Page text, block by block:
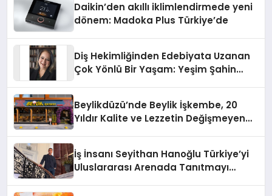
Daikin’den akıllı iklimlendirmede yeni
dönem: Madoka Plus Türkiye’de
Diş Hekimliğinden Edebiyata Uzanan
Çok Yönlü Bir Yaşam: Yeşim Şahin
Beylikdüzü’nde Beylik İşkembe, 20
Yıldır Kalite ve Lezzetin Değişmeyen
İş İnsanı Seyithan Hanoğlu Türkiye’yi
Uluslararası Arenada Tanıtmayı